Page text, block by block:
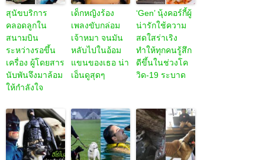
สุนัขบริการ
คลอดลูกใน
สนามบิน
ระหว่างรอขึ้น
เครื่อง ผู้โดยสาร
นับพันจึงมาล้อม
ให้กำลังใจ
เด็กหญิงร้อง
เพลงขับกล่อม
เจ้าหมา จนมัน
หลับไปในอ้อม
แขนของเธอ น่า
เอ็นดูสุดๆ
‘Gen’ นุ้งคอร์กี้ผู้
น่ารักใช้ความ
สดใสร่าเริง
ทำให้ทุกคนรู้สึก
ดีขึ้นในช่วงโค
วิด-19 ระบาด